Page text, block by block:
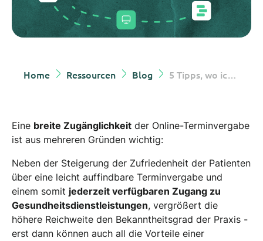
Home Ressourcen Blog 5 Tipps, wo ich Dr. Flex einbinden kann, um meine Reichweite zu erhöhen
Eine breite Zugänglichkeit der Online-Terminvergabe
ist aus mehreren Gründen wichtig:
Neben der Steigerung der Zufriedenheit der Patienten
über eine leicht auffindbare Terminvergabe und
einem somit jederzeit verfügbaren Zugang zu
Gesundheitsdienstleistungen, vergrößert die
höhere Reichweite den Bekanntheitsgrad der Praxis -
erst dann können auch all die Vorteile einer